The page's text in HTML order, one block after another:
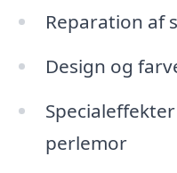
Reparation af
Design og
perlemor